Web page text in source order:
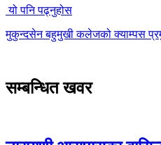
यो पनि पढ्नुहोस
मुकुन्दसेन बहुमुखी कलेजको क्याम्पस
सम्बन्धित खवर